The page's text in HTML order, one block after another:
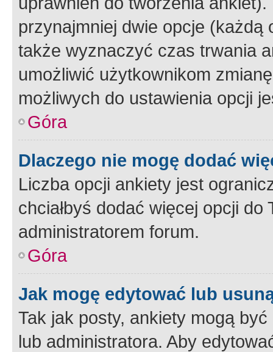
przynajmniej dwie opcje
także wyznaczyć czas trwania
umożliwić użytkownikom
możliwych do ustawienia opcji
Góra
Dlaczego nie mogę dodać
Liczba opcji ankiety jest
chciałbyś dodać więcej opcji
administratorem forum.
Góra
Jak mogę edytować lub
Tak jak posty, ankiety mogą
lub administratora. Aby